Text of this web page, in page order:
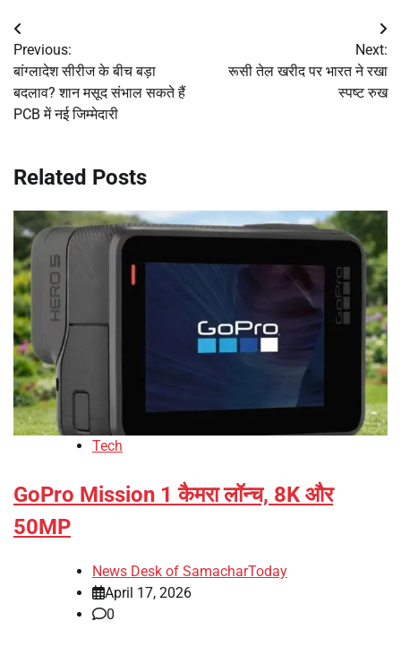
Post
navigation
Previous:
बांग्लादेश सीरीज के बीच बड़ा
बदलाव? शान मसूद संभाल सकते हैं
PCB में नई जिम्मेदारी
Next:
रूसी तेल खरीद पर भारत ने रखा
स्पष्ट रुख
Related Posts
Tech
GoPro Mission 1 कैमरा लॉन्च, 8K और
50MP
News Desk of SamacharToday
April 17, 2026
0